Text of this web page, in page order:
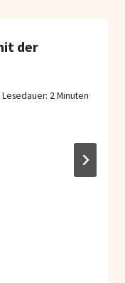
der
Lesedauer: 2Minuten